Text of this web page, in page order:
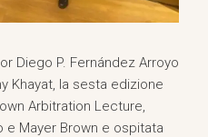
Diego P. Fernández Arroyo
Khayat, la sesta edizione
Arbitration Lecture,
Mayer Brown e ospitata